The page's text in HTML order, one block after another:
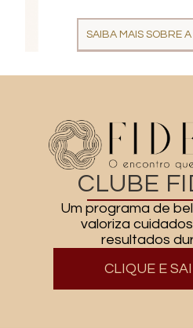
SAIBA MAIS SOBRE
CLUBE
Um programa de
valoriza
resultados
CLIQUE E